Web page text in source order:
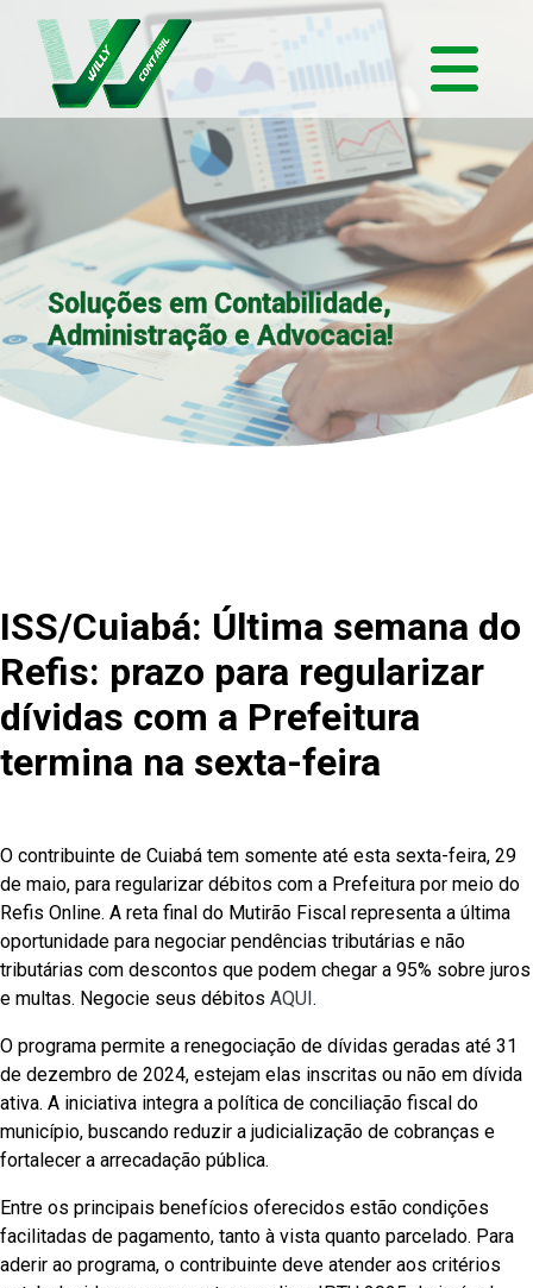
Soluções em Contabilidade,
Administração e Advocacia!
ISS/Cuiabá: Última semana do
Refis: prazo para regularizar
dívidas com a Prefeitura
termina na sexta-feira
O contribuinte de Cuiabá tem somente até esta sexta-feira, 29
de maio, para regularizar débitos com a Prefeitura por meio do
Refis Online. A reta final do Mutirão Fiscal representa a última
oportunidade para negociar pendências tributárias e não
tributárias com descontos que podem chegar a 95% sobre juros
e multas. Negocie seus débitos AQUI.
O programa permite a renegociação de dívidas geradas até 31
de dezembro de 2024, estejam elas inscritas ou não em dívida
ativa. A iniciativa integra a política de conciliação fiscal do
município, buscando reduzir a judicialização de cobranças e
fortalecer a arrecadação pública.
Entre os principais benefícios oferecidos estão condições
facilitadas de pagamento, tanto à vista quanto parcelado. Para
aderir ao programa, o contribuinte deve atender aos critérios